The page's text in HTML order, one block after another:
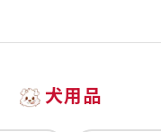
犬用品